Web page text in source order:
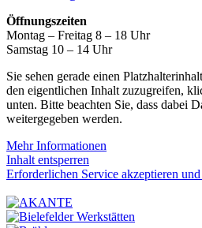
Öffnungszeiten
Montag – Freitag 8 – 18 Uhr
Samstag 10 – 14 Uhr
Sie sehen gerade einen
den eigentlichen Inhalt zuzugreifen,
unten. Bitte beachten Sie, dass dabei
weitergegeben werden.
Mehr Informationen
Inhalt entsperren
Erforderlichen Service akzeptieren